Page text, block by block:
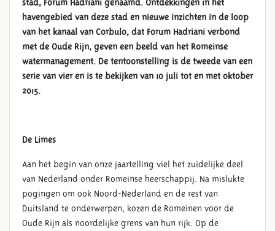
TENTOONSTELLING ‘LEVEN
stad, Forum Hadriani genaamd. Ontdekkingen in het
havengebied van deze stad en nieuwe inzichten in de loop
van het kanaal van Corbulo, dat Forum Hadriani verbond
met de Oude Rijn, geven een beeld van het Romeinse
watermanagement. De tentoonstelling is de tweede van een
serie van vier en is te bekijken van 10 juli tot en met oktober
2015.
De Limes
Aan het begin van onze jaartelling viel het zuidelijke deel
van Nederland onder Romeinse heerschappij. Na mislukte
pogingen om ook Noord-Nederland en de rest van
Duitsland te onderwerpen, kozen de Romeinen voor de
Oude Rijn als noordelijke grens van hun rijk. Op de